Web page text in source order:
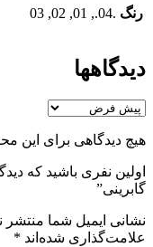
رنگ .04., 01, 02, 03
دیدگاهها
هیچ دیدگاهی برای این
اولین نفری باشید که
گابرینی”
نشانی ایمیل شما منتشر
علامت‌گذاری شده‌اند *